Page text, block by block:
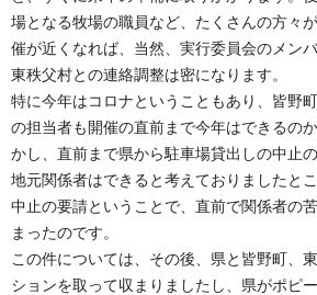
場となる牧場の職員など、たくさんの方々
催が近くなれば、当然、実行委員会のメン
東秩父村との連絡調整は密になります。
特に今年はコロナということもあり、皆野
の担当者も開催の直前まで今年はできるの
かし、直前まで県から駐車場貸出しの中止
地元関係者はできると考えておりましたと
中止の要請ということで、直前で関係者の
まったのです。
この件については、その後、県と皆野町、
ションを取って収まりましたし、県がポピ